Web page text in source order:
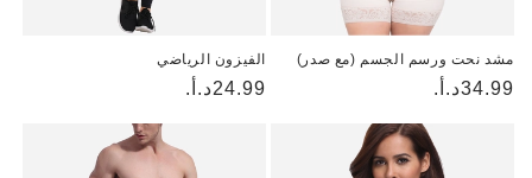
مشد نحت ورسم الجسم (مع صدر)
السعر
34.99د.أ.
الفيزون الرياضي
السعر
24.99د.أ.